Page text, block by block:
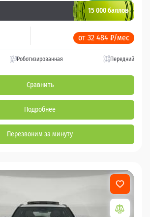
15 000 баллов
от 32 484 ₽/мес
Роботизированная Передний
Сравнить
Подробнее
Перезвоним за минуту